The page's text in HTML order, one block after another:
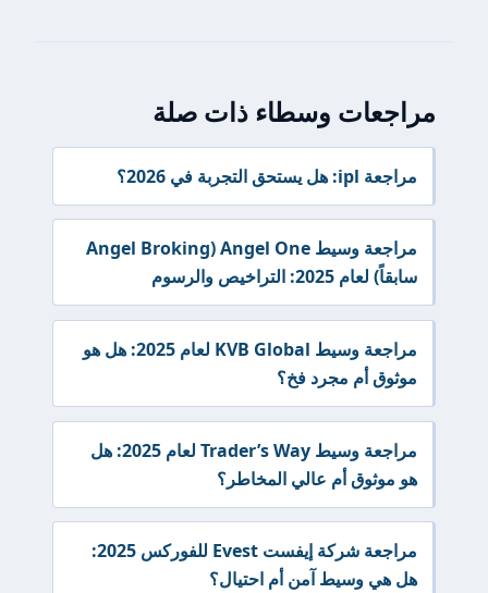
مراجعات وسطاء ذات صلة
مراجعة ipl: هل يستحق التجربة في 2026؟
مراجعة وسيط Angel One (Angel Broking
سابقاً) لعام 2025: التراخيص والرسوم
مراجعة وسيط KVB Global لعام 2025: هل هو
موثوق أم مجرد فخ؟
مراجعة وسيط Trader’s Way لعام 2025: هل
هو موثوق أم عالي المخاطر؟
مراجعة شركة إيفست Evest للفوركس 2025:
هل هي وسيط آمن أم احتيال؟